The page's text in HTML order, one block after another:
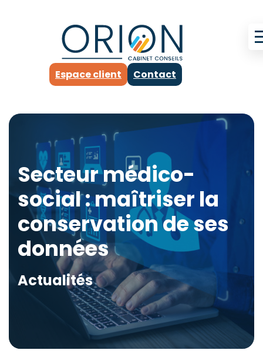
Espace client Contact
Secteur médico-
social : maîtriser la
conservation de ses
données
Actualités